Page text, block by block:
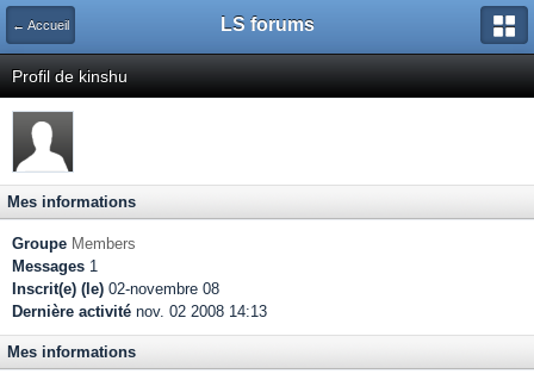
← Accueil LS forums
Profil de kinshu
Mes informations
Groupe Members
Messages 1
Inscrit(e) (le) 02-novembre 08
Dernière activité nov. 02 2008 14:13
Mes informations